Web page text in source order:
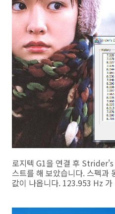
로지텍 G1을 연결 후
스트를 해 보았습니다. 스펙과
값이 나옵니다. 123.953 Hz 가